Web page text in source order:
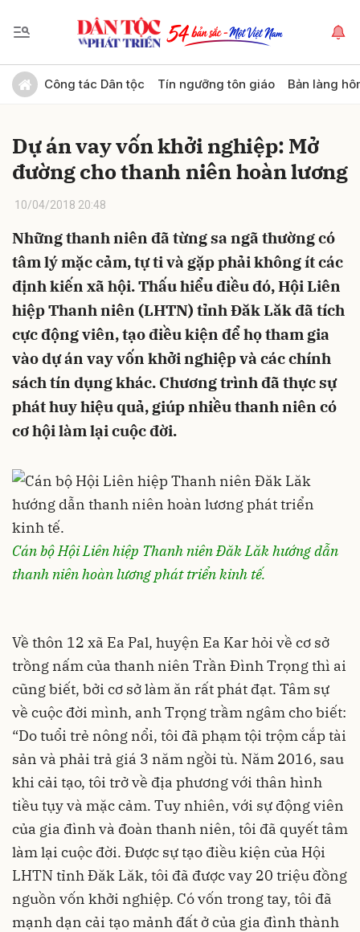
Công tác Dân tộc Tín ngưỡng tôn giáo Bản làng
Dự án vay vốn khởi nghiệp: Mở
đường cho thanh niên hoàn lương
10/04/2018 20:48
Những thanh niên đã từng sa ngã thường có
tâm lý mặc cảm, tự ti và gặp phải không ít các
định kiến xã hội. Thấu hiểu điều đó, Hội Liên
hiệp Thanh niên (LHTN) tỉnh Đăk Lăk đã tích
cực động viên, tạo điều kiện để họ tham gia
vào dự án vay vốn khởi nghiệp và các chính
sách tín dụng khác. Chương trình đã thực sự
phát huy hiệu quả, giúp nhiều thanh niên có
cơ hội làm lại cuộc đời.
Cán bộ Hội Liên hiệp Thanh niên Đăk Lăk hướng dẫn
thanh niên hoàn lương phát triển kinh tế.
Về thôn 12 xã Ea Pal, huyện Ea Kar hỏi về cơ sở
trồng nấm của thanh niên Trần Đình Trọng thì ai
cũng biết, bởi cơ sở làm ăn rất phát đạt. Tâm sự
về cuộc đời mình, anh Trọng trầm ngâm cho biết:
“Do tuổi trẻ nông nổi, tôi đã phạm tội trộm cắp tài
sản và phải trả giá 3 năm ngồi tù. Năm 2016, sau
khi cải tạo, tôi trở về địa phương với thân hình
tiều tụy và mặc cảm. Tuy nhiên, với sự động viên
của gia đình và đoàn thanh niên, tôi đã quyết tâm
làm lại cuộc đời. Được sự tạo điều kiện của Hội
LHTN tỉnh Đăk Lăk, tôi đã được vay 20 triệu đồng
nguồn vốn khởi nghiệp. Có vốn trong tay, tôi đã
mạnh dạn cải tạo mảnh đất ở của gia đình thành
Gửi bình luận
Hủy Gửi